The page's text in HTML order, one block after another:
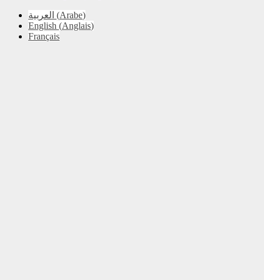
العربية (Arabe)
English (Anglais)
Français